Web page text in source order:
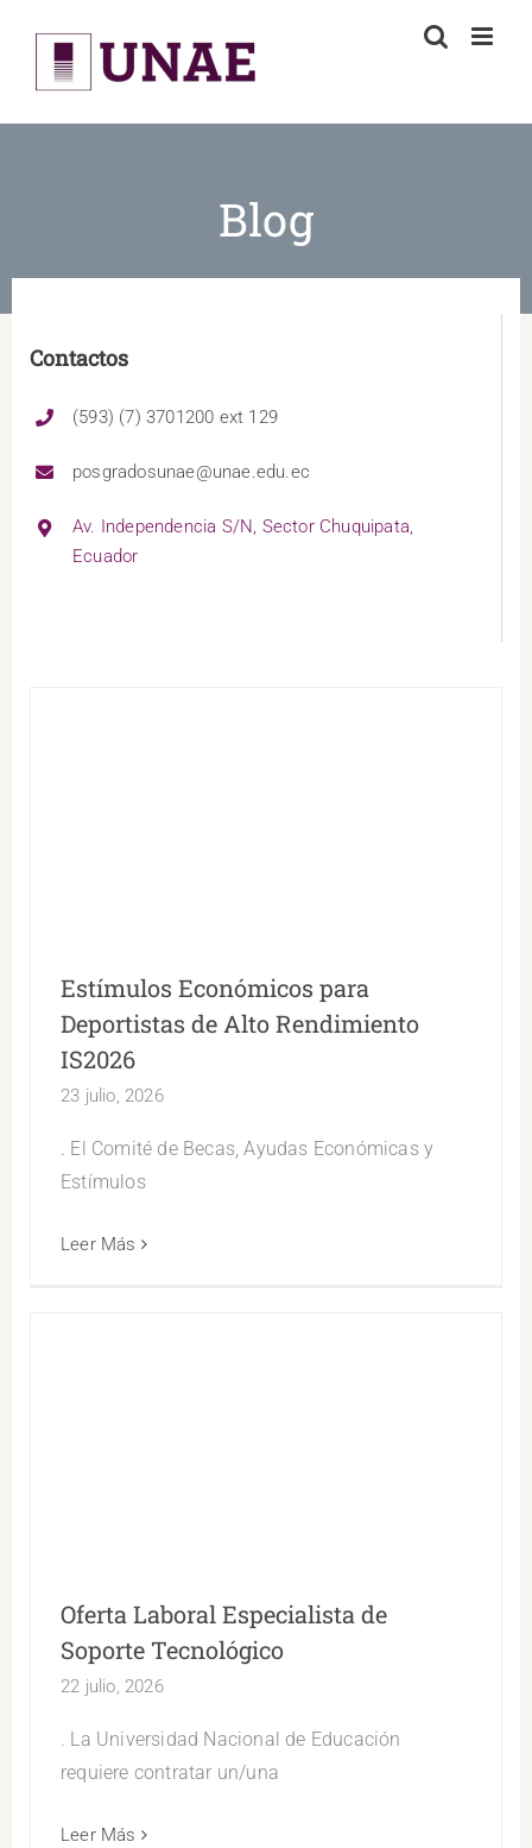
content
Blog
Contactos
(593) (7) 3701200 ext 129
posgradosunae@unae.edu.ec
Av. Independencia S/N, Sector Chuquipata,
Ecuador
Estímulos Económicos para
Deportistas de Alto Rendimiento
IS2026
23 julio, 2026
. El Comité de Becas, Ayudas Económicas y
Estímulos
Leer Más
Oferta Laboral Especialista de
Soporte Tecnológico
22 julio, 2026
. La Universidad Nacional de Educación
requiere contratar un/una
Leer Más